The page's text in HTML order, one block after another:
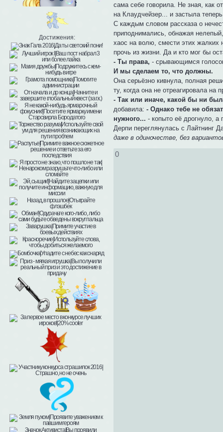
Достижения:
сама себе говорила. Не зная, как
на Клаудчейзер... и застыла
С каждым словом рассказа о
приподнимались, обнажая
хаос на волю, смести этих жалких
прочь из жизни. Да и кто мог бы
- Ты права, - срывающимся
И мы сделаем то, что должны.
Она серьёзно кивнула, полная
ту, когда она не отреагировала на
- Так или иначе, какой бы ни
добавила: - Однако тебе не
нужного...- копыто её дрогнуло,
Дерпи переглянулась с Лайтнинг
даже в одиночестве, без
0